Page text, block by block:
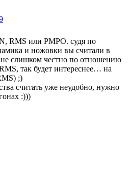
RMS или PMPO. судя по
и ножовки вы считали в
не слишком честно по отношению
так будет интереснее… на
;)
считать уже неудобно, нужно
:)))